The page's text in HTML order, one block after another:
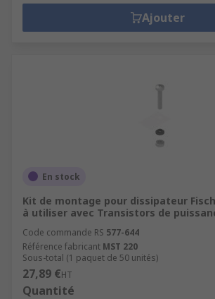
Ajouter
En stock
Kit de montage pour dissipateur
à utiliser avec Transistors de
Code commande RS 577-644
Référence fabricant MST 220
Sous-total (1 paquet de 50 unités)
27,89 €HT
Quantité